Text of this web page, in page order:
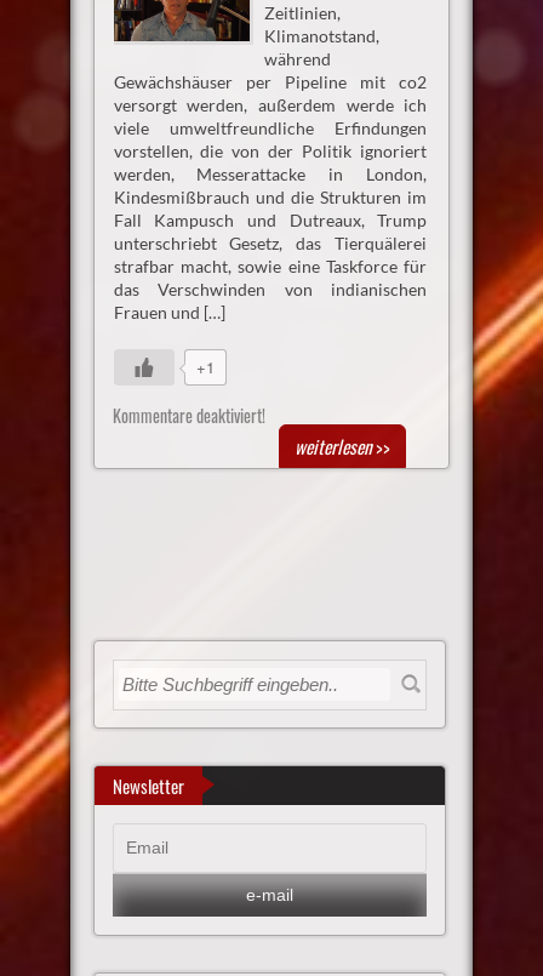
Zeitlinien,
Klimanotstand,
während
Gewächshäuser per Pipeline mit co2
versorgt werden, außerdem werde ich
viele umweltfreundliche Erfindungen
vorstellen, die von der Politik ignoriert
werden, Messerattacke in London,
Kindesmißbrauch und die Strukturen im
Fall Kampusch und Dutreaux, Trump
unterschriebt Gesetz, das Tierquälerei
strafbar macht, sowie eine Taskforce für
das Verschwinden von indianischen
Frauen und […]
+1
Kommentare deaktiviert!
weiterlesen>>
Newsletter